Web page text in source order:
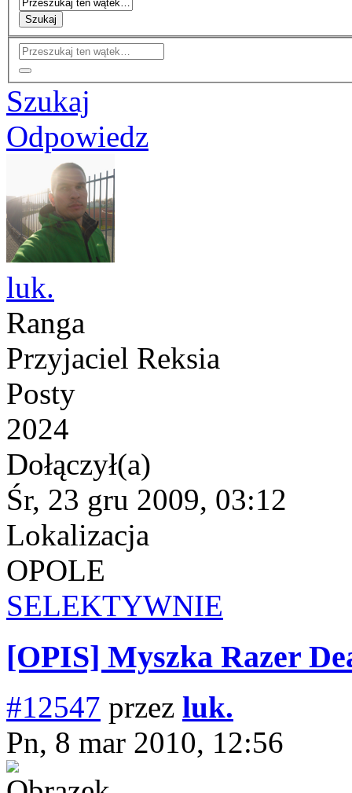
Szukaj
Szukaj
Odpowiedz
luk.
Ranga
Przyjaciel Reksia
Posty
2024
Dołączył(a)
Śr, 23 gru 2009, 03:12
Lokalizacja
OPOLE
SELEKTYWNIE
[OPIS] Myszka Razer
#12547 przez luk.
Pn, 8 mar 2010, 12:56